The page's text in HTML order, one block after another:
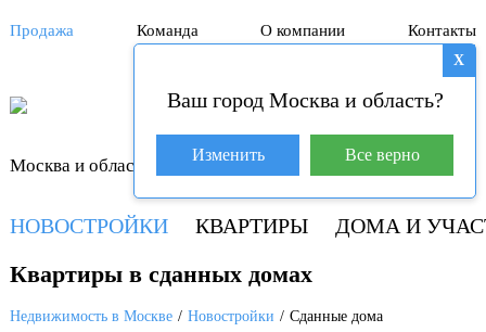
Продажа Команда О компании Контакты
База покупателей (4)
Москва и область +7 929 981-31-01
НОВОСТРОЙКИ КВАРТИРЫ ДОМА И
X
Ваш город Москва и область?
Изменить Все верно
Квартиры в сданных домах
Недвижимость в Москве Новостройки Сданные дома